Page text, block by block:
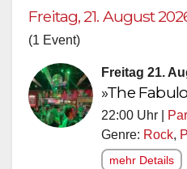
Freitag, 21. August
(1 Event)
Freitag 21.
»The
22:00 Uhr |
Genre: Rock,
mehr Details